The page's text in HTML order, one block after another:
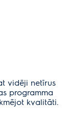
vidēji netīrus
programma
kvalitāti.